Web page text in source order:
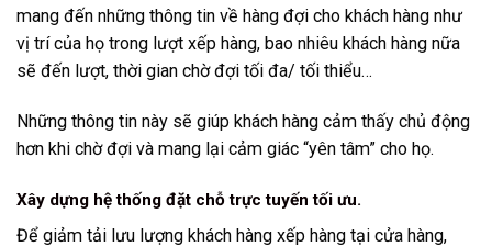
mang đến những thông tin về hàng đợi cho khách hàng như
vị trí của họ trong lượt xếp hàng, bao nhiêu khách hàng nữa
sẽ đến lượt, thời gian chờ đợi tối đa/ tối thiểu…
Những thông tin này sẽ giúp khách hàng cảm thấy chủ động
hơn khi chờ đợi và mang lại cảm giác “yên tâm” cho họ.
Xây dựng hệ thống đặt chỗ trực tuyến tối ưu.
Để giảm tải lưu lượng khách hàng xếp hàng tại cửa hàng,